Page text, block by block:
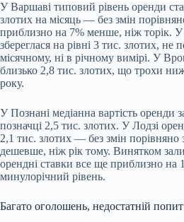
У Варшаві типовий рівень оренди
злотих на місяць — без змін
приблизно на 7% менше, ніж торік. У
збереглася на рівні 3 тис. злотих, не
місячному, ні в річному вимірі. У
близько 2,8 тис. злотих, що трохи
року.
У Познані медіанна вартість оренди
позначці 2,5 тис. злотих. У Лодзі
2,1 тис. злотих — без змін порівняно
дешевше, ніж рік тому. Винятком
орендні ставки все ще приблизно
минулорічний рівень.
Багато оголошень, недостатній попит